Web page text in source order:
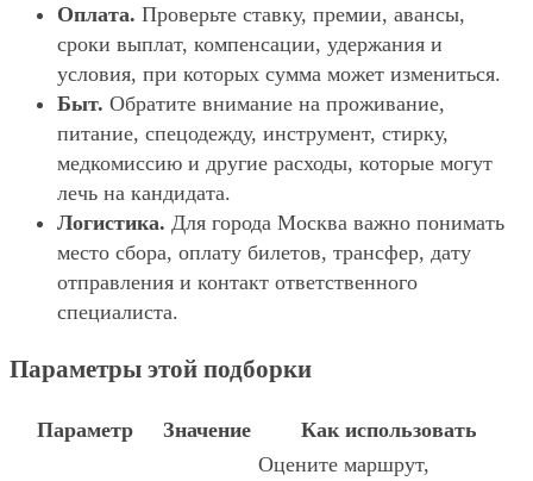
Оплата. Проверьте ставку, премии, авансы,
сроки выплат, компенсации, удержания и
условия, при которых сумма может измениться.
Быт. Обратите внимание на проживание,
питание, спецодежду, инструмент, стирку,
медкомиссию и другие расходы, которые могут
лечь на кандидата.
Логистика. Для города Москва важно понимать
место сбора, оплату билетов, трансфер, дату
отправления и контакт ответственного
специалиста.
Параметры этой подборки
Параметр Значение Как использовать
Оцените маршрут,